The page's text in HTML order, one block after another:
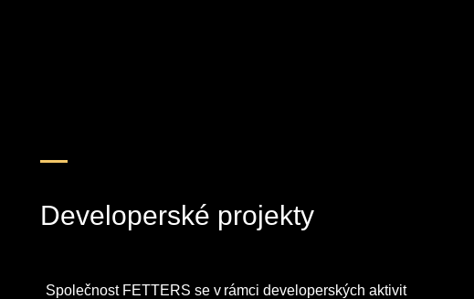
Developerské projekty
Společnost FETTERS se v rámci developerských aktivit